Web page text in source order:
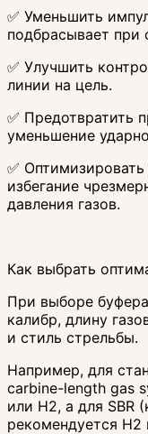
✅ Уменьшить
подбрасывает при
✅ Улучшить
линии на цель.
✅ Предотвратить
уменьшение
✅
избегание
давления газов.
Как выбрать
При выборе
калибр, длину
и стиль стрельбы.
Например, для
carbine-length gas
или H2, а для SBR
рекомендуется H2